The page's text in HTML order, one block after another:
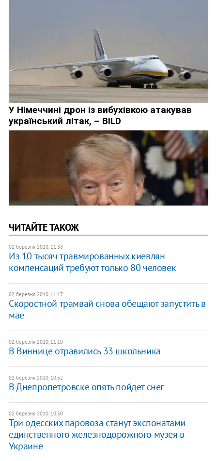
ЧИТАЙТЕ ТАКОЖ
02 березня 2010, 11:38
Из 10 тысяч травмированных киевлян
компенсаций требуют только 80 человек
02 березня 2010, 11:17
Скоростной трамвай снова обещают запустить в
мае
02 березня 2010, 11:10
В Виннице отравились 33 школьника
02 березня 2010, 10:52
В Днепропетровске опять пойдет снег
02 березня 2010, 10:50
Три одесских паровоза станут экспонатами
единственного железнодорожного музея в
Украине